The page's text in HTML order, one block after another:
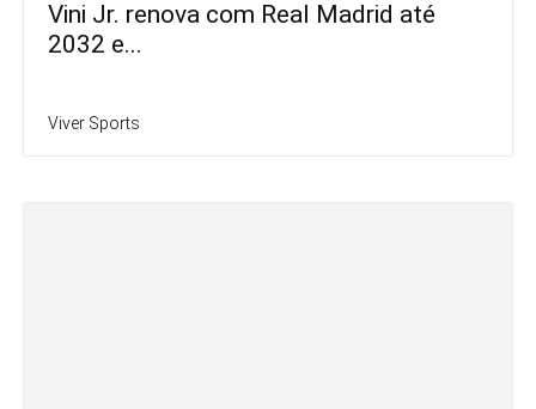
Vini Jr. renova com Real Madrid até
2032 e...
Viver Sports